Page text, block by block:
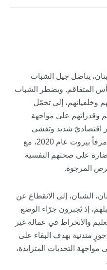
يناضل جيل الشباب
المتفاقم. ويضطر الشباب
وخلفياتهم، إلى تحمّل
وقدراتهم على مواجهة
اقتصاديّ شديد وتفشي
جائحة كوفيد-19 وآثار تفجيرات مرفأ بيروت عام 2020، مع
على صحتهم النفسية
المرجوة.
الشبان، إلى الانقطاع عن
إذ يُجبرون جرّاء الوضع
والانخراط في عمالة غير
متدنية بهدف البقاء على
التحديات المتزايدة،